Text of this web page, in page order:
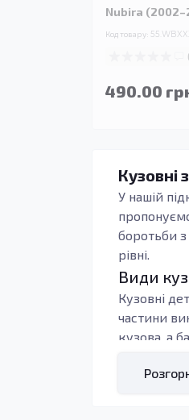
Nubira
Код товару:
490.00
Кузовні
У нашій
боротьби
рівні.
Види
Кузовні
частини
кузова, а